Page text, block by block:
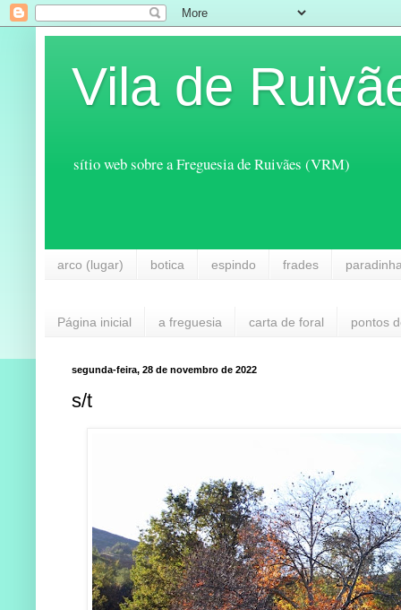
Vila de
sítio web sobre a Freguesia de Ruivães (VRM)
arco (lugar) botica espindo frades
Página inicial a freguesia carta de foral pontos
segunda-feira, 28 de novembro de 2022
s/t